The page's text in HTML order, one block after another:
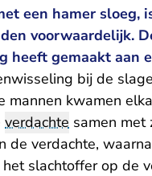
een hamer sloeg,
voorwaardelijk.
heeft gemaakt aan
bij de
mannen kwamen
verdachte samen met
de verdachte,
slachtoffer op de